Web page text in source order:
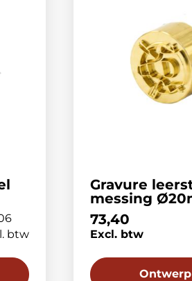
btw
Gravure
messing
73,40
Excl. btw